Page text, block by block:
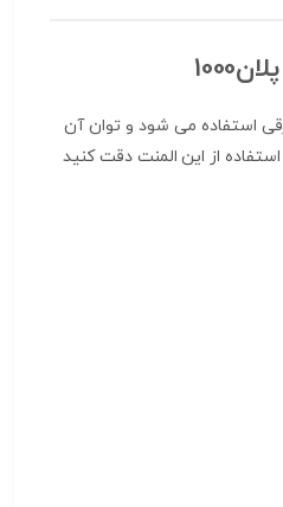
استفاده می شود و توان آن
استفاده از این المنت دقت کنید